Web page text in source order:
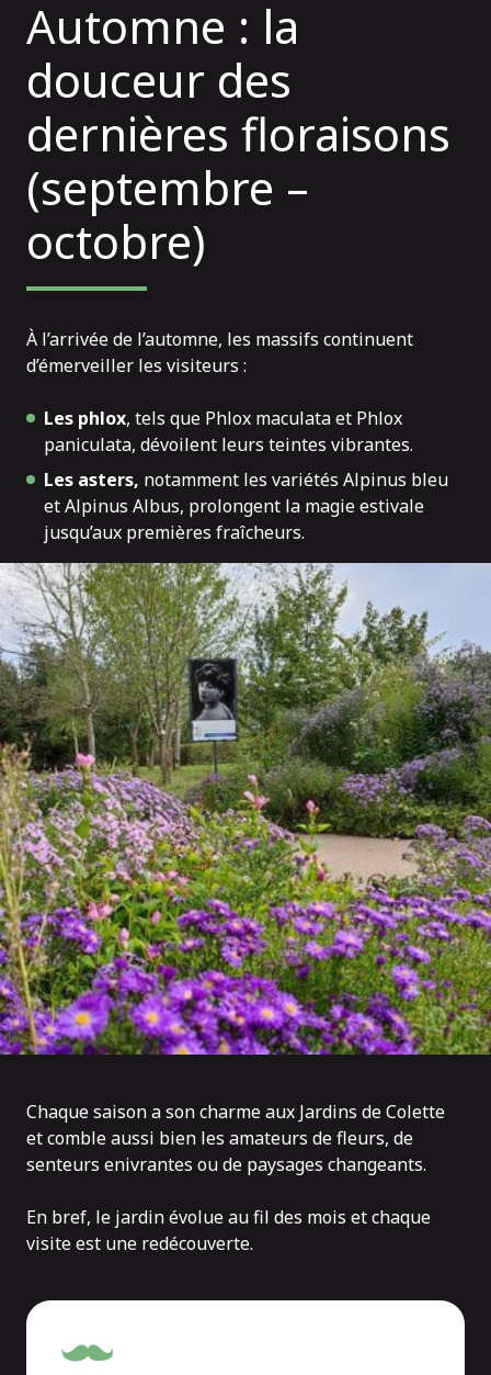
Automne : la
douceur des
dernières floraisons
(septembre –
octobre)
À l’arrivée de l’automne, les massifs continuent
d’émerveiller les visiteurs :
Les phlox, tels que Phlox maculata et Phlox
paniculata, dévoilent leurs teintes vibrantes.
Les asters, notamment les variétés Alpinus bleu
et Alpinus Albus, prolongent la magie estivale
jusqu’aux premières fraîcheurs.
Chaque saison a son charme aux Jardins de Colette
et comble aussi bien les amateurs de fleurs, de
senteurs enivrantes ou de paysages changeants.
En bref, le jardin évolue au fil des mois et chaque
visite est une redécouverte.